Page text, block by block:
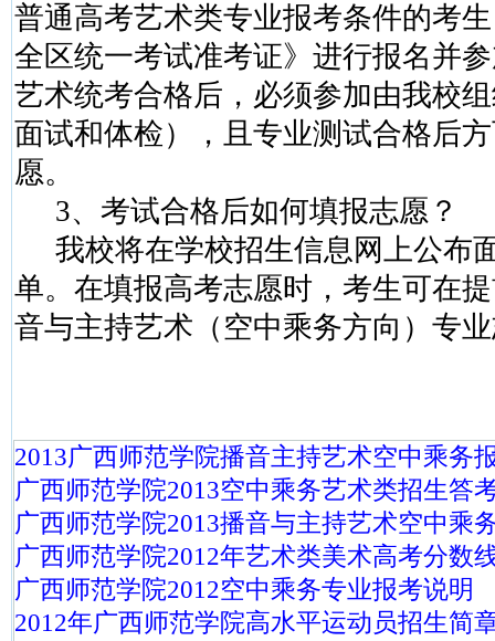
普通高考艺术类专业报考条件的考
全区统一考试准考证》进行报名并
艺术统考合格后，必须参加由我校
面试和体检），且专业测试合格后
愿。
3、考试合格后如何填报志愿？
我校将在学校招生信息网上公布
单。在填报高考志愿时，考生可在
音与主持艺术（空中乘务方向）专
2013广西师范学院播音主持艺术空中乘务
广西师范学院2013空中乘务艺术类招生答
广西师范学院2013播音与主持艺术空中乘
广西师范学院2012年艺术类美术高考分数
广西师范学院2012空中乘务专业报考说明
2012年广西师范学院高水平运动员招生简